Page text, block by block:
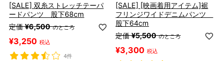
[SALE] 双糸ストレッチテーパ
ードパンツ 股下68cm
定価 ¥6,500 のところ
¥3,250 税込
4件
[SALE] [映画着用アイテム]裾
フリンジワイドデニムパンツ
股下64cm
定価 ¥5,500 のところ
¥3,300 税込